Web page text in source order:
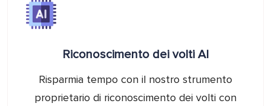
Riconoscimento dei volti AI
Risparmia tempo con il nostro strumento
proprietario di riconoscimento dei volti con